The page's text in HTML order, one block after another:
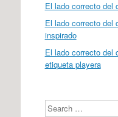
El lado correcto del
El lado correcto del
inspirado
El lado correcto del
etiqueta playera
Search